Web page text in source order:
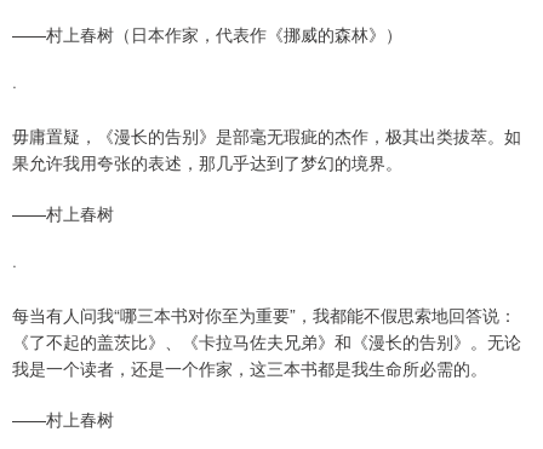
——村上春树（日本作家，代表作《挪威的森林》）
·
毋庸置疑，《漫长的告别》是部毫无瑕疵的杰作，极其出类拔萃。如
果允许我用夸张的表述，那几乎达到了梦幻的境界。
——村上春树
·
每当有人问我“哪三本书对你至为重要”，我都能不假思索地回答说：
《了不起的盖茨比》、《卡拉马佐夫兄弟》和《漫长的告别》。无论
我是一个读者，还是一个作家，这三本书都是我生命所必需的。
——村上春树